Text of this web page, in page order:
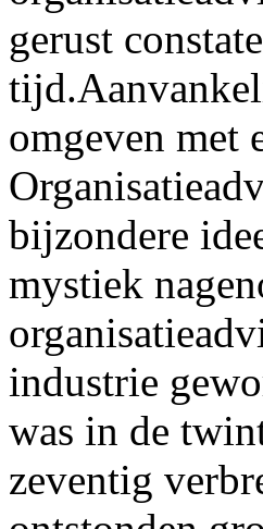
gerust
omgeven met
bijzondere
mystiek
industrie
was in de
zeventig